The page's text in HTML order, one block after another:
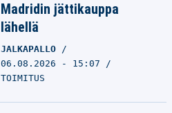
Madridin jättikauppa
lähellä
JALKAPALLO
06.08.2026 - 15:07
TOIMITUS